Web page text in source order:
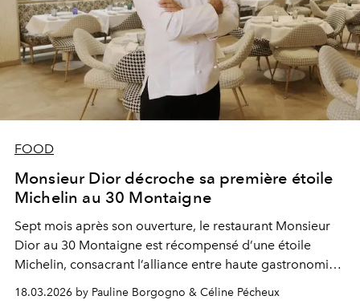
FOOD
Monsieur Dior décroche sa première étoile
Michelin au 30 Montaigne
Sept mois après son ouverture, le restaurant Monsieur
Dior au 30 Montaigne est récompensé d’une étoile
Michelin, consacrant l’alliance entre haute gastronomie
18.03.2026 by Pauline Borgogno & Céline Pécheux